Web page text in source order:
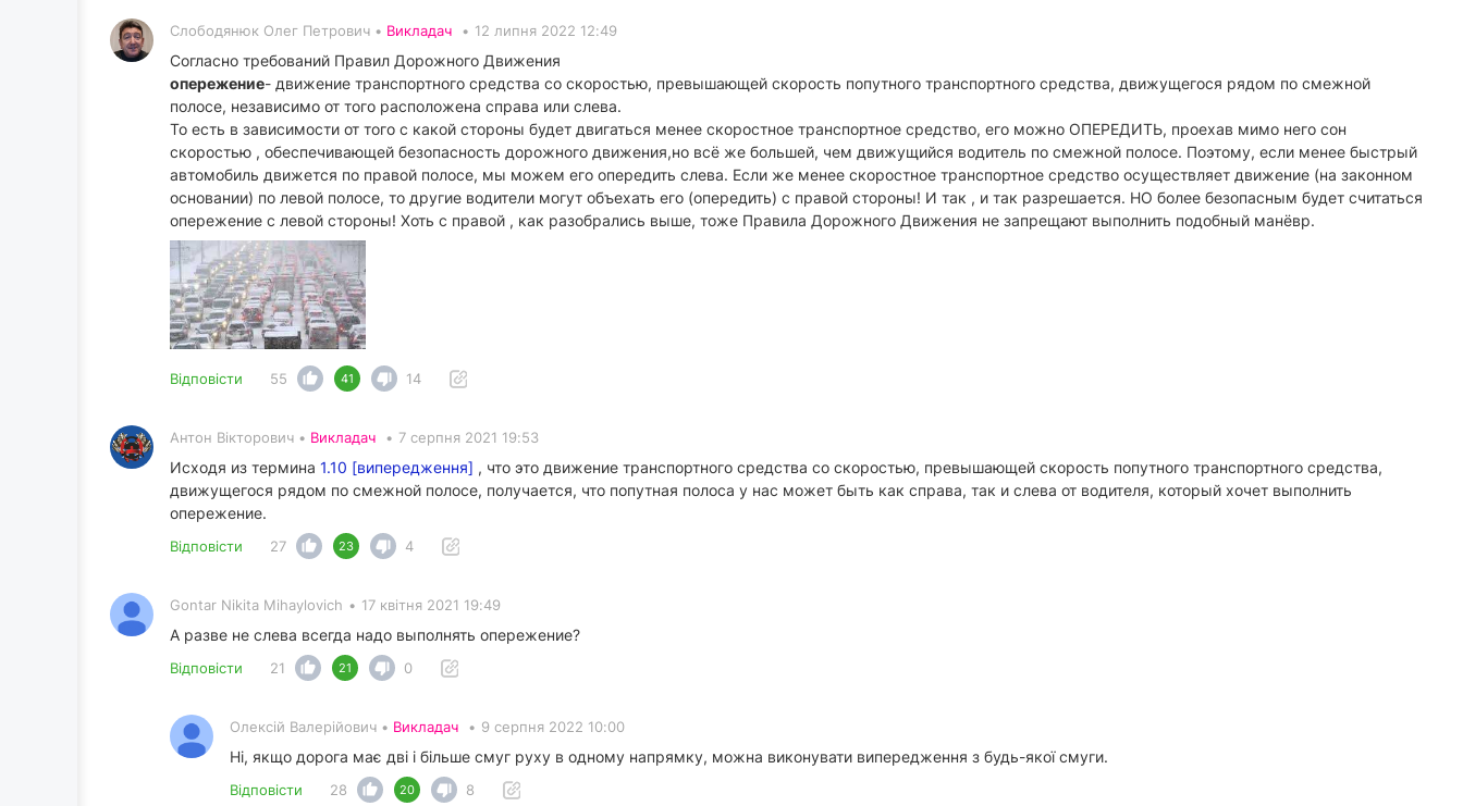
Слободянюк Олег Петрович • Викладач • 12 липня 2022 12:49
Согласно требований Правил Дорожного Движения
опережение- движение транспортного средства со скоростью, превышающей скорость попутного транспортного средства, движущегося рядом по смежной
полосе, независимо от того расположена справа или слева.
То есть в зависимости от того с какой стороны будет двигаться менее скоростное транспортное средство, его можно ОПЕРЕДИТЬ, проехав мимо него сон
скоростью , обеспечивающей безопасность дорожного движения,но всё же большей, чем движущийся водитель по смежной полосе. Поэтому, если менее быстрый
автомобиль движется по правой полосе, мы можем его опередить слева. Если же менее скоростное транспортное средство осуществляет движение (на законном
основании) по левой полосе, то другие водители могут объехать его (опередить) с правой стороны! И так , и так разрешается. НО более безопасным будет считаться
опережение с левой стороны! Хоть с правой , как разобрались выше, тоже Правила Дорожного Движения не запрещают выполнить подобный манёвр.
Відповісти 55 41 14
Антон Вікторович • Викладач • 7 серпня 2021 19:53
Исходя из термина 1.10 [випередження] , что это движение транспортного средства со скоростью, превышающей скорость попутного транспортного средства,
движущегося рядом по смежной полосе, получается, что попутная полоса у нас может быть как справа, так и слева от водителя, который хочет выполнить
опережение.
Відповісти 27 23 4
Gontar Nikita Mihaylovich • 17 квітня 2021 19:49
А разве не слева всегда надо выполнять опережение?
Відповісти 21 21 0
Олексій Валерійович • Викладач • 9 серпня 2022 10:00
Ні, якщо дорога має дві і більше смуг руху в одному напрямку, можна виконувати випередження з будь-якої смуги.
Відповісти 28 20 8